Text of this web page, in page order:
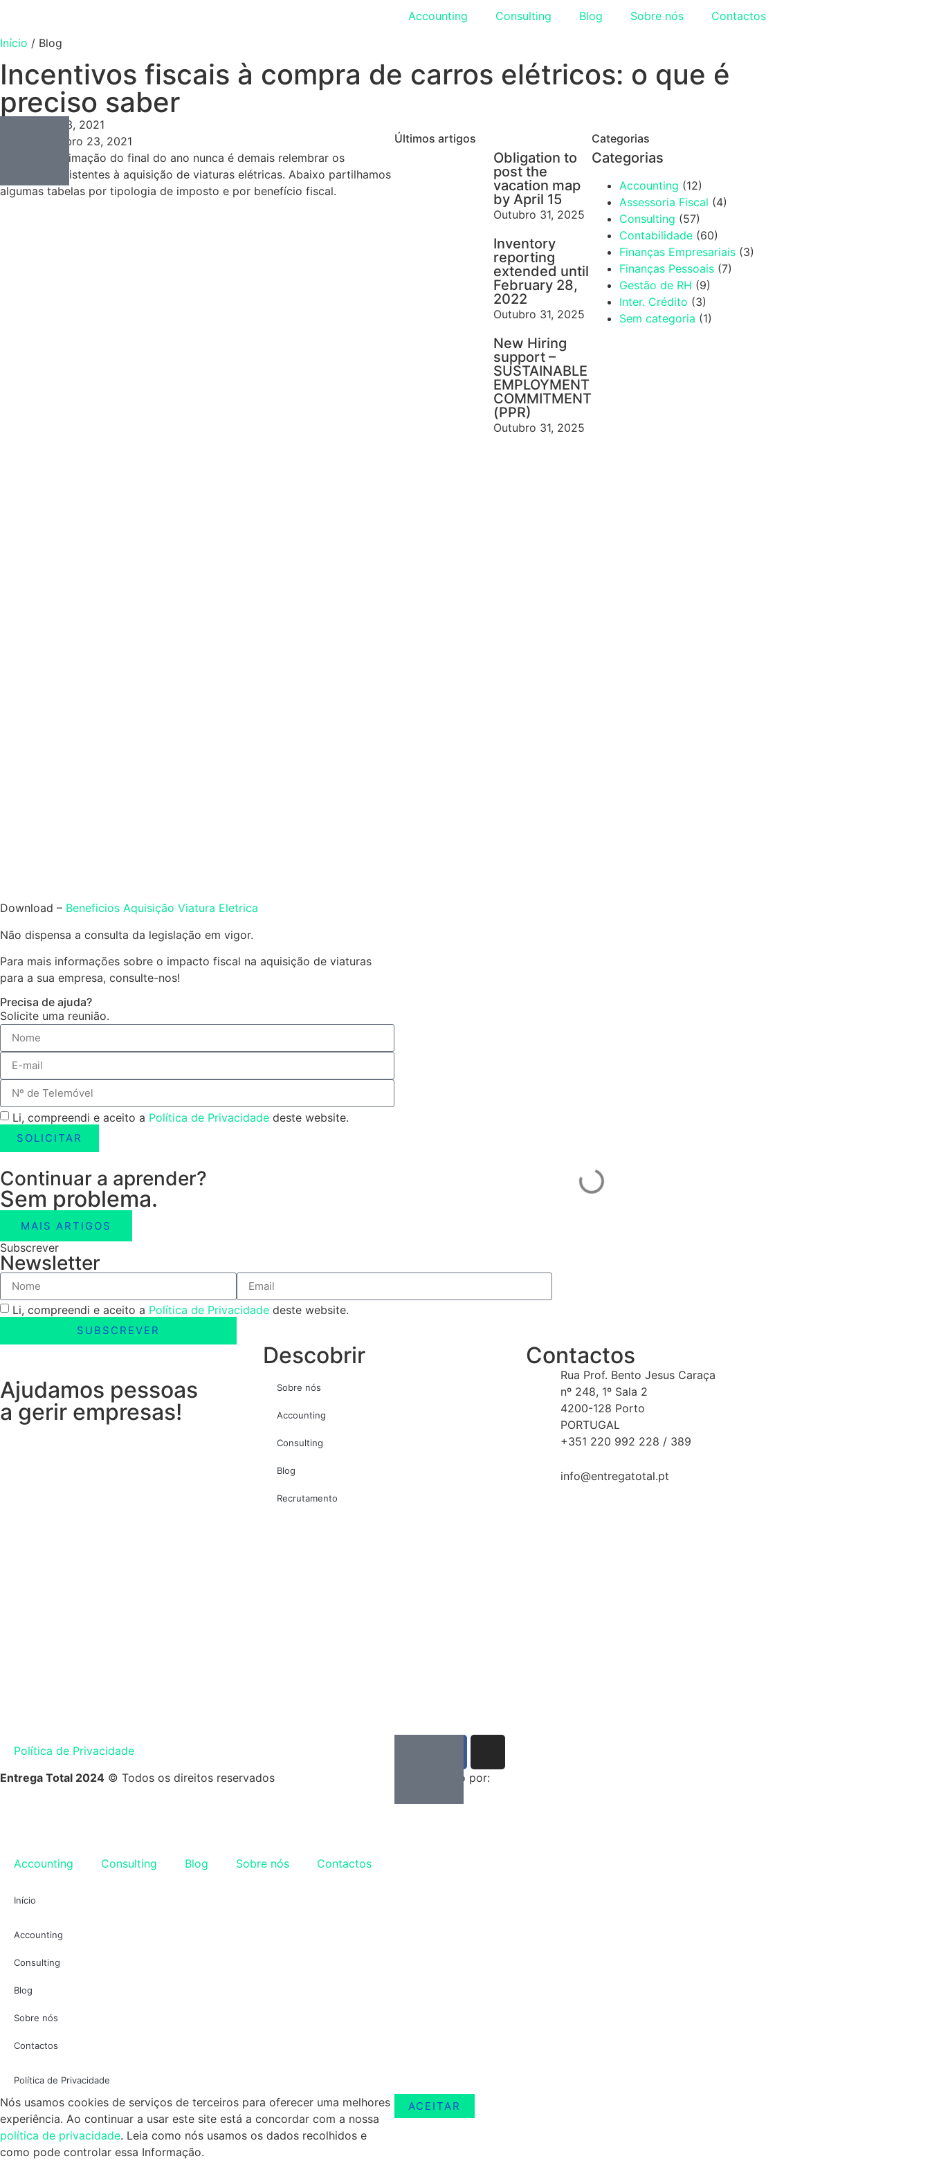
Accounting Consulting Blog Sobre nós
Contactos
Início / Blog
Incentivos fiscais à compra de carros elétricos: o que é
preciso saber
Novembro 23, 2021
Novembro 23, 2021
Com a aproximação do final do ano nunca é demais relembrar os
incentivos existentes à aquisição de viaturas elétricas. Abaixo partilhamos
algumas tabelas por tipologia de imposto e por benefício fiscal.
Download – Beneficios Aquisição Viatura Eletrica
Não dispensa a consulta da legislação em vigor.
Para mais informações sobre o impacto fiscal na aquisição de viaturas
para a sua empresa, consulte-nos!
Precisa de ajuda?
Solicite uma reunião.
Li, compreendi e aceito a Política de Privacidade deste website.
SOLICITAR
Últimos artigos
Obligation to
post the
vacation map
by April 15
Outubro 31, 2025
Inventory
reporting
extended until
February 28,
2022
Outubro 31, 2025
New Hiring
support –
SUSTAINABLE
EMPLOYMENT
COMMITMENT
(PPR)
Outubro 31, 2025
Categorias
Categorias
Accounting (12)
Assessoria Fiscal (4)
Consulting (57)
Contabilidade (60)
Finanças Empresariais (3)
Finanças Pessoais (7)
Gestão de RH (9)
Inter. Crédito (3)
Sem categoria (1)
Continuar a aprender?
Sem problema.
MAIS ARTIGOS
Subscrever
Newsletter
Li, compreendi e aceito a Política de Privacidade deste website.
SUBSCREVER
Ajudamos pessoas
a gerir empresas!
Descobrir
Sobre nós
Accounting
Consulting
Blog
Recrutamento
Contactos
Rua Prof. Bento Jesus Caraça
nº 248, 1º Sala 2
4200-128 Porto
PORTUGAL
+351 220 992 228 / 389
info@entregatotal.pt
Política de Privacidade
Entrega Total 2024 © Todos os direitos reservados Desenvolvido por:
Accounting Consulting Blog Sobre nós Contactos
Início
Accounting
Consulting
Blog
Sobre nós
Contactos
Política de Privacidade
Nós usamos cookies de serviços de terceiros para oferecer uma melhores
experiência. Ao continuar a usar este site está a concordar com a nossa
política de privacidade. Leia como nós usamos os dados recolhidos e
como pode controlar essa Informação.
ACEITAR